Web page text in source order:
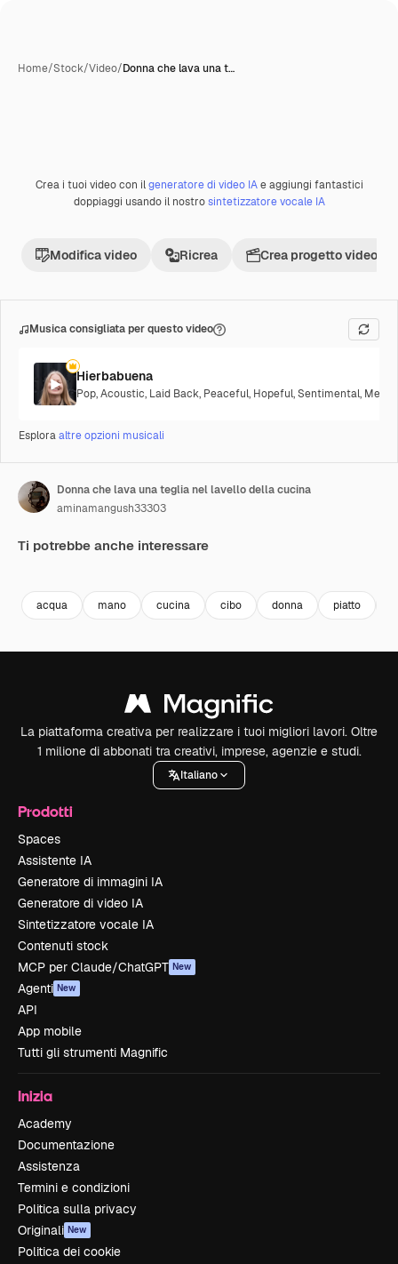
Home/Stock/Video/Donna che lava una t…
Premium
Crea i tuoi video con ilgeneratore di video IAe aggiungi fantastici
doppiaggi usando il nostrosintetizzatore vocale IA
Modifica video Ricrea Crea progetto video
Musica consigliata per questo video
Hierbabuena
Pop,Acoustic, Laid Back, Peaceful, Hopeful,Sentimental,
Esploraaltre opzioni musicali
Donna che lava una teglia nel lavello della cucina
aminamangush33303
Ti potrebbe anche interessare
acqua mano cucina cibo donna piatto
La piattaforma creativa per realizzare i tuoi migliori lavori. Oltre
1 milione di abbonati tra creativi, imprese, agenzie e studi.
Italiano
Prodotti
Spaces
Assistente IA
Generatore di immagini IA
Generatore di video IA
Sintetizzatore vocale IA
Contenuti stock
MCP per Claude/ChatGPT New
Agenti New
API
App mobile
Tutti gli strumenti Magnific
Inizia
Academy
Documentazione
Assistenza
Termini e condizioni
Politica sulla privacy
Originali New
Politica dei cookie